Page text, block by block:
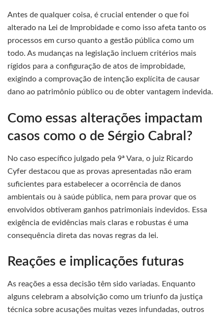
Antes de qualquer coisa, é crucial entender o que foi
alterado na Lei de Improbidade e como isso afeta tanto os
processos em curso quanto a gestão pública como um
todo. As mudanças na legislação incluem critérios mais
rígidos para a configuração de atos de improbidade,
exigindo a comprovação de intenção explícita de causar
dano ao patrimônio público ou de obter vantagem indevida.
Como essas alterações impactam
casos como o de Sérgio Cabral?
No caso específico julgado pela 9ª Vara, o juiz Ricardo
Cyfer destacou que as provas apresentadas não eram
suficientes para estabelecer a ocorrência de danos
ambientais ou à saúde pública, nem para provar que os
envolvidos obtiveram ganhos patrimoniais indevidos. Essa
exigência de evidências mais claras e robustas é uma
consequência direta das novas regras da lei.
Reações e implicações futuras
As reações a essa decisão têm sido variadas. Enquanto
alguns celebram a absolvição como um triunfo da justiça
técnica sobre acusações muitas vezes infundadas, outros